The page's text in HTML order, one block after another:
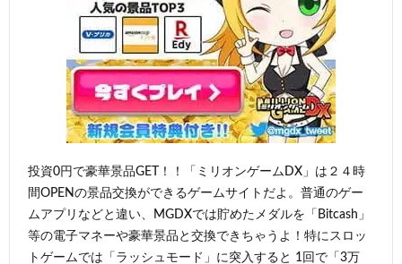
投資0円で豪華景品GET！！「ミリオンゲームDX」は２４時
間OPENの景品交換ができるゲームサイトだよ。普通のゲー
ムアプリなどと違い、MGDXでは貯めたメダルを「Bitcash」
等の電子マネーや豪華景品と交換できちゃうよ！特にスロッ
トゲームでは「ラッシュモード」に突入すると 1回で「3万